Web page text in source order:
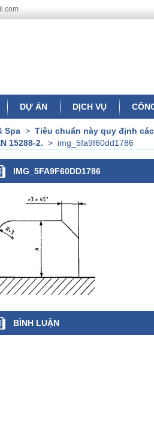
DỰ ÁN DỊCH VỤ
Spa > Tiêu chuẩn này quy định
15288-2. > img_5fa9f60dd1786
IMG_5FA9F60DD1786
BÌNH LUẬN